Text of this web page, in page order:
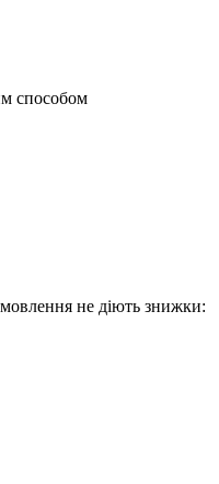
способом
не діють знижки: